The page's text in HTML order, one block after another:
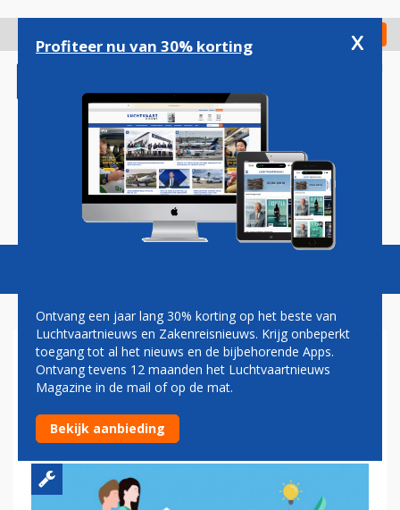
gaan
Check in
Magazine Podcasts Vacatures
AIRHELP KOMT MET
CLAIMROBOT VOOR
VLUCHTVERTRAGING
Profiteer nu van 30% korting x
Ontvang een jaar lang 30% korting op het beste van
Luchtvaartnieuws en Zakenreisnieuws. Krijg onbeperkt
toegang tot al het nieuws en de bijbehorende Apps.
Ontvang tevens 12 maanden het Luchtvaartnieuws
Magazine in de mail of op de mat.
Bekijk aanbieding